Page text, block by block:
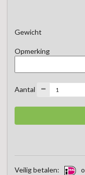
Gewicht
Opmerking
Aantal
Veilig betalen: